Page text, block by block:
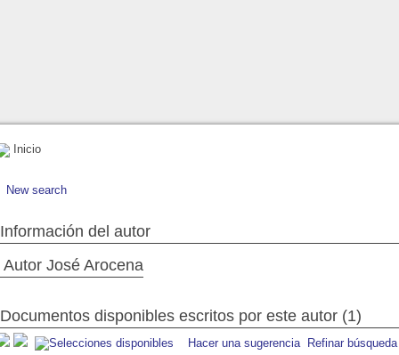
Inicio
New search
Información del autor
Autor José Arocena
Documentos disponibles escritos por este autor (1)
Hacer una sugerencia Refinar búsqueda